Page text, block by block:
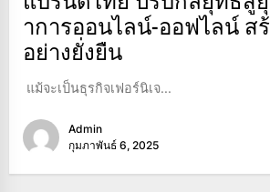
าการออนไลน์-ออฟไลน์ ส
อย่างยั่งยืน
แม้จะเป็นธุรกิจเฟอร์นิเจ...
Admin
กุมภาพันธ์ 6, 2025